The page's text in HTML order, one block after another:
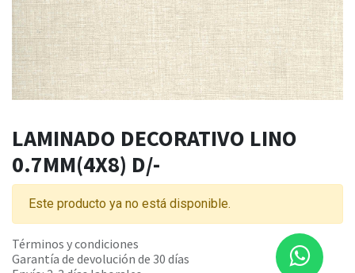
LAMINADO DECORATIVO LINO
0.7MM(4X8) D/-
Este producto ya no está disponible.
Términos y condiciones
Garantía de devolución de 30 días